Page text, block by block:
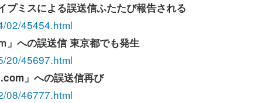
プミスによる誤送信ふたたび報告される
02/45454.html
」への誤送信 東京都でも発生
20/45697.html
」への誤送信再び
08/46777.html